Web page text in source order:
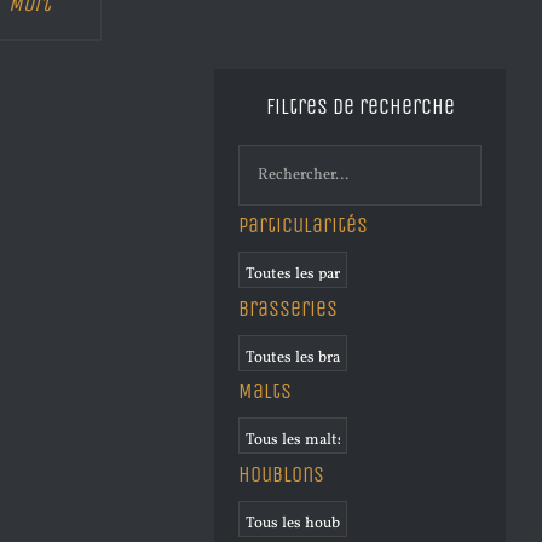
Filtres de recherche
Particularités
Brasseries
Malts
Houblons